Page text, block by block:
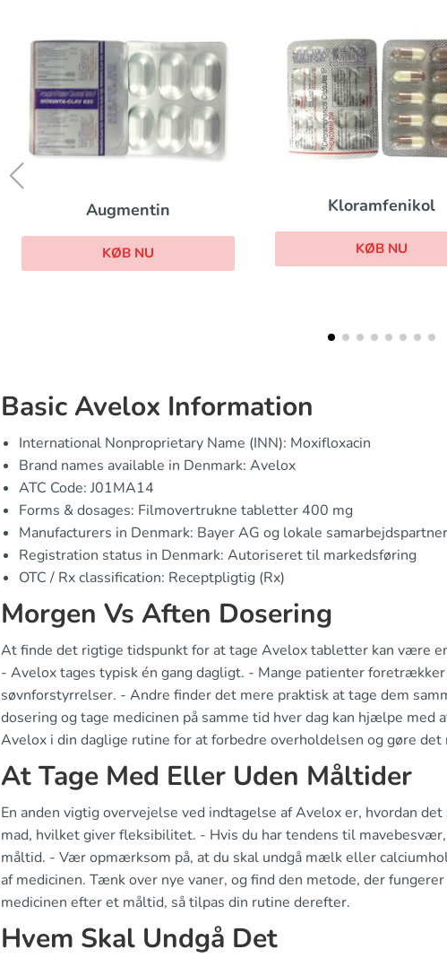
Kloramfenikol
Basic Avelox Information
International Nonproprietary Name (INN): Moxifloxacin
Brand names available in Denmark: Avelox
ATC Code: J01MA14
Forms & dosages: Filmovertrukne tabletter 400 mg
Manufacturers in Denmark: Bayer AG og lokale
Registration status in Denmark: Autoriseret til markedsføring
OTC / Rx classification: Receptpligtig (Rx)
Morgen Vs Aften Dosering
At finde det rigtige tidspunkt for at tage Avelox tabletter kan være
- Avelox tages typisk én gang dagligt. - Mange patienter
søvnforstyrrelser. - Andre finder det mere praktisk at tage dem
dosering og tage medicinen på samme tid hver dag kan hjælpe med
Avelox i din daglige rutine for at forbedre overholdelsen og gøre det
At Tage Med Eller Uden Måltider
En anden vigtig overvejelse ved indtagelse af Avelox er, hvordan
mad, hvilket giver fleksibilitet. - Hvis du har tendens til
måltid. - Vær opmærksom på, at du skal undgå mælk eller
af medicinen. Tænk over nye vaner, og find den metode, der
medicinen efter et måltid, så tilpas din rutine derefter.
Hvem Skal Undgå Det